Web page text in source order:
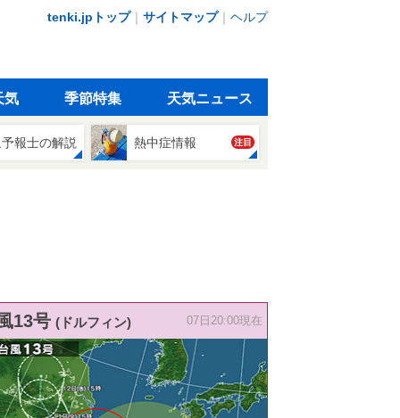
tenki.jpトップ｜ サイトマップ｜ ヘルプ
気 季節特集 天気ニュース
報士の解説 熱中症情報 注目
13号 (ドルフィン) 07日20:00現在